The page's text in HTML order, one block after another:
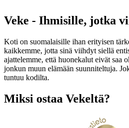
Veke - Ihmisille, jotka
Koti on suomalaisille ihan erityisen
kaikkemme, jotta sinä viihdyt siellä
ajattelemme, että huonekalut eivät saa
jonkun muun elämään suunniteltuja.
tuntuu kodilta.
Miksi ostaa Vekeltä?